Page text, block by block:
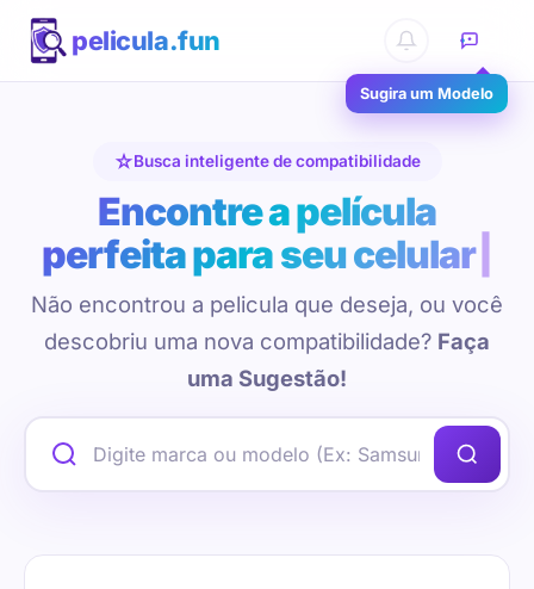
pelicula.fun
Sugira um Modelo
Busca inteligente de compatibilidade
Encontre a película
perfeita para seu celular
Não encontrou a pelicula que deseja, ou você
descobriu uma nova compatibilidade? Faça
uma Sugestão!